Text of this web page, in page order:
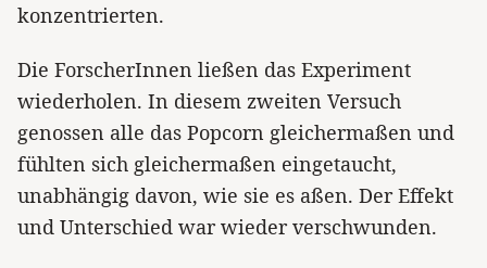
konzentrierten.
Die ForscherInnen ließen das Experiment
wiederholen. In diesem zweiten Versuch
genossen alle das Popcorn gleichermaßen und
fühlten sich gleichermaßen eingetaucht,
unabhängig davon, wie sie es aßen. Der Effekt
und Unterschied war wieder verschwunden.